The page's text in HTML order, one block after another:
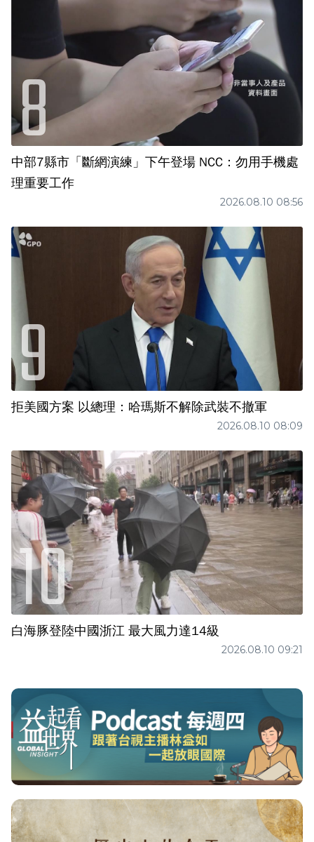
中部7縣市「斷網演練」下午登場 NCC：勿用手機處
理重要工作
2026.08.10 08:56
拒美國方案 以總理：哈瑪斯不解除武裝不撤軍
2026.08.10 08:09
白海豚登陸中國浙江 最大風力達14級
2026.08.10 09:21